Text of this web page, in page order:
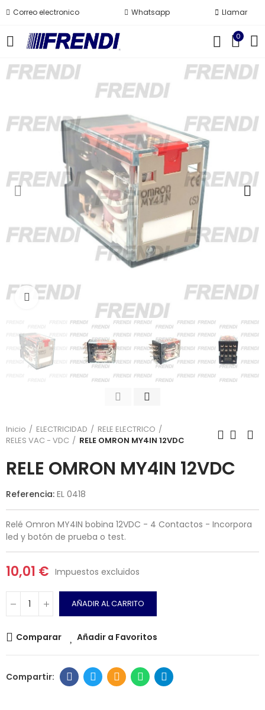
Correo electronico Whatsapp Llamar
0
Click para agrandar
Inicio ELECTRICIDAD
RELE ELECTRICO
RELES VAC - VDC
RELE OMRON MY4IN 12VDC
RELE OMRON MY4IN 12VDC
Referencia: EL 0418
Relé Omron MY4IN bobina 12VDC - 4 Contactos - Incorpora
led y botón de prueba o test.
10,01 € Impuestos excluidos
AÑADIR AL CARRITO
Comparar Añadir a Favoritos